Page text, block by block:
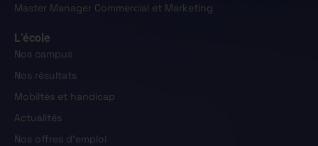
Master Manager Commercial et Marketing
L’école
Nos campus
Nos résultats
Mobiltés et handicap
Actualités
Nos offres d'emploi